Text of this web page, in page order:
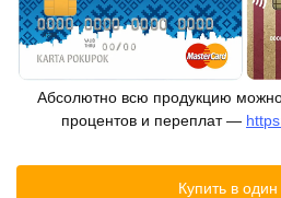
Абсолютно всю продукцию можно
процентов и переплат —
Купить в один